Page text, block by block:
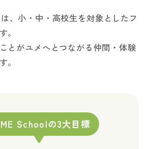
、小・中・高校生を対象としたフ
。
とがユメへとつながる仲間・体験
。
Schoolの3大目標